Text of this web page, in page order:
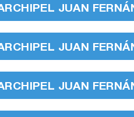
JUAN
JUAN
JUAN